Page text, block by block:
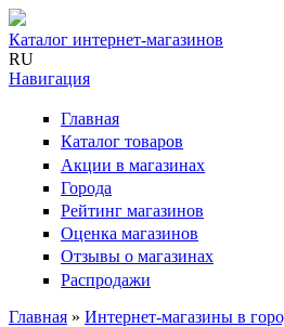
Каталог интернет-магазинов
RU
Навигация
Главная
Каталог товаров
Акции в магазинах
Города
Рейтинг магазинов
Оценка магазинов
Отзывы о магазинах
Распродажи
Главная » Интернет-магазины в